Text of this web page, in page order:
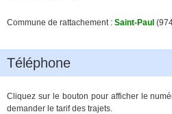
Commune de rattachement : Saint-Paul
Téléphone
Cliquez sur le bouton pour afficher le
demander le tarif des trajets.